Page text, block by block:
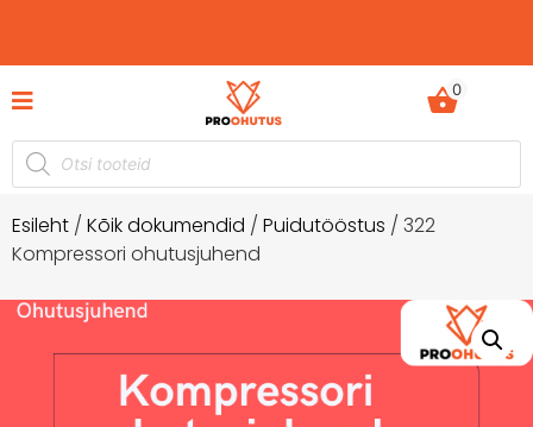
Ohutusjuhendid hetkel -50% soodustusega!
0
Esileht / Kõik dokumendid / Puidutööstus / 322
Kompressori ohutusjuhend